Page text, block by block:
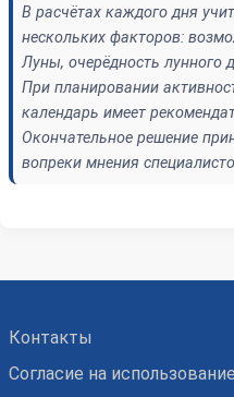
В расчётах каждого дня
нескольких факторов:
Луны, очерёдность лунного
При планировании
календарь имеет
Окончательное решение
вопреки мнения
Контакты
Согласие на